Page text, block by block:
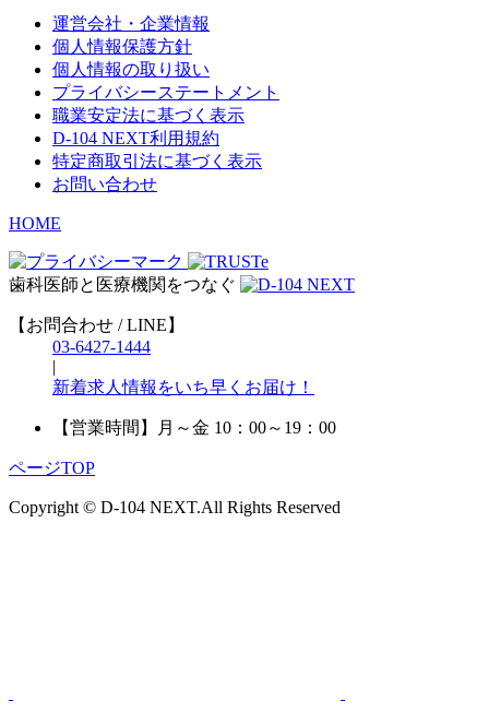
運営会社・企業情報
個人情報保護方針
個人情報の取り扱い
プライバシーステートメント
職業安定法に基づく表示
D-104 NEXT利用規約
特定商取引法に基づく表示
お問い合わせ
HOME
歯科医師と医療機関をつなぐ
【お問合わせ / LINE】
03-6427-1444
|
新着求人情報をいち早くお届け！
【営業時間】 月～金 10：00～19：00
ページTOP
Copyright © D-104 NEXT.All Rights Reserved